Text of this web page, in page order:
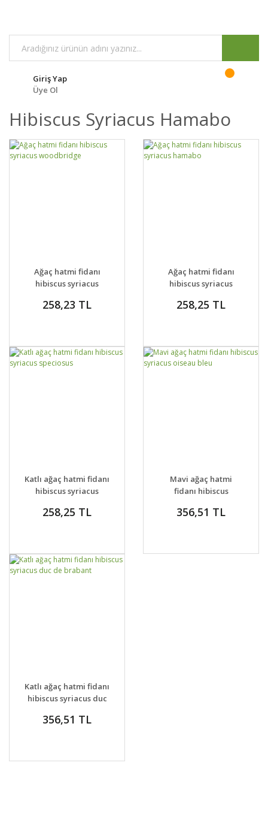
Giriş Yap
Üye Ol
Hibiscus Syriacus Hamabo
DETAYLAR
VER
Ağaç hatmi fidanı
hibiscus syriacus
258,23 TL
DETAYLAR
VER
Ağaç hatmi fidanı
hibiscus syriacus
258,25 TL
DETAYLAR
VER
Katlı ağaç hatmi fidanı
hibiscus syriacus
258,25 TL
DETAYLAR
VER
Mavi ağaç hatmi
fidanı hibiscus
356,51 TL
DETAYLAR
VER
Katlı ağaç hatmi fidanı
hibiscus syriacus duc
356,51 TL